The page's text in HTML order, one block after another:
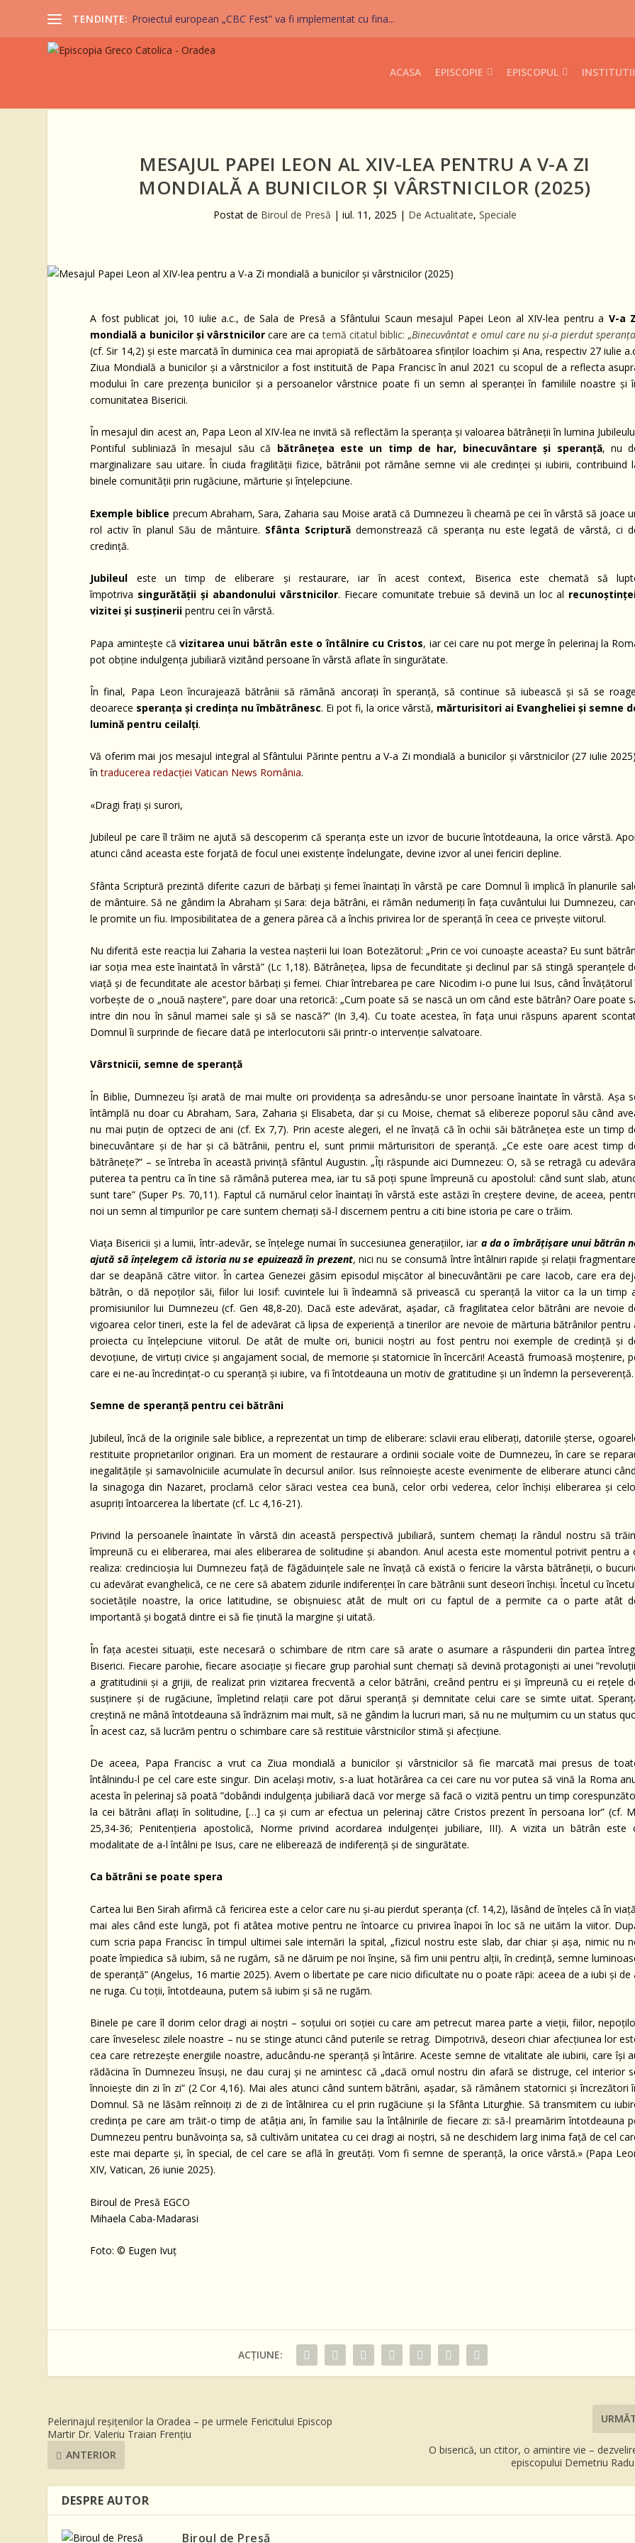
TENDINȚE: Proiectul european „CBC Fest” va fi implementat cu fina...
ACASA EPISCOPIE EPISCOPUL INSTITUTII
MESAJUL PAPEI LEON AL XIV-LEA PENTRU A V-A ZI
MONDIALĂ A BUNICILOR ȘI VÂRSTNICILOR (2025)
Postat de Biroul de Presă | iul. 11, 2025 | De Actualitate, Speciale
A fost publicat joi, 10 iulie a.c., de Sala de Presă a Sfântului Scaun mesajul Papei Leon al XIV-lea pentru a V-a
mondială a bunicilor și vârstnicilorcare are catemă citatul biblic: „Binecuvântat e omul care nu și-a pierdut
(cf. Sir 14,2) și este marcată în duminica cea mai apropiată de sărbătoarea sfinților Ioachim și Ana, respectiv 27 iulie
Ziua Mondială a bunicilor și a vârstnicilor a fost instituită de Papa Francisc în anul 2021 cu scopul de a reflecta
modului în care prezența bunicilor și a persoanelor vârstnice poate fi un semn al speranței în familiile noastre și
comunitatea Bisericii.
În mesajul din acest an, Papa Leon al XIV-lea ne invită să reflectăm la speranța și valoarea bătrâneții în lumina
Pontiful subliniază în mesajul său că bătrânețea este un timp de har, binecuvântare și speranță, nu
marginalizare sau uitare. În ciuda fragilității fizice, bătrânii pot rămâne semne vii ale credinței și iubirii, contribuind
binele comunității prin rugăciune, mărturie și înțelepciune.
Exemple biblice precum Abraham, Sara, Zaharia sau Moise arată că Dumnezeu îi cheamă pe cei în vârstă să joace
rol activ în planul Său de mântuire. Sfânta Scriptură demonstrează că speranța nu este legată de vârstă, ci
credință.
Jubileul este un timp de eliberare și restaurare, iar în acest context, Biserica este chemată să
împotriva singurătății și abandonului vârstnicilor. Fiecare comunitate trebuie să devină un loc al
vizitei și susținerii pentru cei în vârstă.
Papa amintește căvizitarea unui bătrân este o întâlnire cu Cristos, iar cei care nu pot merge în pelerinaj la
pot obține indulgența jubiliară vizitând persoane în vârstă aflate în singurătate.
În final, Papa Leon încurajează bătrânii să rămână ancorați în speranță, să continue să iubească și să se
deoarece speranța și credința nu îmbătrânesc. Ei pot fi, la orice vârstă, mărturisitori ai Evangheliei și semne
lumină pentru ceilalți.
Vă oferim mai jos mesajul integral al Sfântului Părinte pentru a V-a Zi mondială a bunicilor și vârstnicilor (27 iulie
întraducerea redacției Vatican News România.
«Dragi frați și surori,
Jubileul pe care îl trăim ne ajută să descoperim că speranța este un izvor de bucurie întotdeauna, la orice vârstă.
atunci când aceasta este forjată de focul unei existențe îndelungate, devine izvor al unei fericiri depline.
Sfânta Scriptură prezintă diferite cazuri de bărbați și femei înaintați în vârstă pe care Domnul îi implică în planurile
de mântuire. Să ne gândim la Abraham și Sara: deja bătrâni, ei rămân nedumeriți în fața cuvântului lui Dumnezeu,
le promite un fiu. Imposibilitatea de a genera părea că a închis privirea lor de speranță în ceea ce privește viitorul.
Nu diferită este reacția lui Zaharia la vestea nașterii lui Ioan Botezătorul: „Prin ce voi cunoaște aceasta? Eu sunt
iar soția mea este înaintată în vârstă” (Lc 1,18). Bătrânețea, lipsa de fecunditate și declinul par să stingă speranțele
viață și de fecunditate ale acestor bărbați și femei. Chiar întrebarea pe care Nicodim i-o pune lui Isus, când Învățătorul
vorbește de o „nouă naștere”, pare doar una retorică: „Cum poate să se nască un om când este bătrân? Oare poate
intre din nou în sânul mamei sale şi să se nască?” (In 3,4). Cu toate acestea, în fața unui răspuns aparent
Domnul îi surprinde de fiecare dată pe interlocutorii săi printr-o intervenție salvatoare.
Vârstnicii, semne de speranță
În Biblie, Dumnezeu își arată de mai multe ori providența sa adresându-se unor persoane înaintate în vârstă. Așa
întâmplă nu doar cu Abraham, Sara, Zaharia și Elisabeta, dar și cu Moise, chemat să elibereze poporul său când
nu mai puțin de optzeci de ani (cf. Ex 7,7). Prin aceste alegeri, el ne învață că în ochii săi bătrânețea este un timp
binecuvântare și de har și că bătrânii, pentru el, sunt primii mărturisitori de speranță. „Ce este oare acest timp
bătrânețe?” – se întreba în această privință sfântul Augustin. „Îți răspunde aici Dumnezeu: O, să se retragă cu
puterea ta pentru ca în tine să rămână puterea mea, iar tu să poți spune împreună cu apostolul: când sunt slab,
sunt tare” (Super Ps. 70,11). Faptul că numărul celor înaintați în vârstă este astăzi în creștere devine, de aceea,
noi un semn al timpurilor pe care suntem chemați să-l discernem pentru a citi bine istoria pe care o trăim.
Viața Bisericii și a lumii, într-adevăr, se înțelege numai în succesiunea generațiilor, iar a da o îmbrățișare unui bătrân
ajută să înțelegem că istoria nu se epuizează în prezent, nici nu se consumă între întâlniri rapide și relații
dar se deapănă către viitor. În cartea Genezei găsim episodul mișcător al binecuvântării pe care Iacob, care era
bătrân, o dă nepoților săi, fiilor lui Iosif: cuvintele lui îi îndeamnă să privească cu speranță la viitor ca la un timp
promisiunilor lui Dumnezeu (cf. Gen 48,8-20). Dacă este adevărat, așadar, că fragilitatea celor bătrâni are nevoie
vigoarea celor tineri, este la fel de adevărat că lipsa de experiență a tinerilor are nevoie de mărturia bătrânilor pentru
proiecta cu înțelepciune viitorul. De atât de multe ori, bunicii noștri au fost pentru noi exemple de credință și
devoțiune, de virtuți civice și angajament social, de memorie și statornicie în încercări! Această frumoasă moștenire,
care ei ne-au încredințat-o cu speranță și iubire, va fi întotdeauna un motiv de gratitudine și un îndemn la perseverență.
Semne de speranță pentru cei bătrâni
Jubileul, încă de la originile sale biblice, a reprezentat un timp de eliberare: sclavii erau eliberați, datoriile șterse,
restituite proprietarilor originari. Era un moment de restaurare a ordinii sociale voite de Dumnezeu, în care se
inegalitățile și samavolniciile acumulate în decursul anilor. Isus reînnoiește aceste evenimente de eliberare atunci
la sinagoga din Nazaret, proclamă celor săraci vestea cea bună, celor orbi vederea, celor închiși eliberarea și
asupriți întoarcerea la libertate (cf. Lc 4,16-21).
Privind la persoanele înaintate în vârstă din această perspectivă jubiliară, suntem chemați la rândul nostru să
împreună cu ei eliberarea, mai ales eliberarea de solitudine și abandon. Anul acesta este momentul potrivit pentru a
realiza: credincioșia lui Dumnezeu față de făgăduințele sale ne învață că există o fericire la vârsta bătrâneții, o
cu adevărat evanghelică, ce ne cere să abatem zidurile indiferenței în care bătrânii sunt deseori închiși. Încetul cu
societățile noastre, la orice latitudine, se obișnuiesc atât de mult ori cu faptul de a permite ca o parte atât
importantă și bogată dintre ei să fie ținută la margine și uitată.
În fața acestei situații, este necesară o schimbare de ritm care să arate o asumare a răspunderii din partea
Biserici. Fiecare parohie, fiecare asociație și fiecare grup parohial sunt chemați să devină protagoniști ai unei
a gratitudinii și a grijii, de realizat prin vizitarea frecventă a celor bătrâni, creând pentru ei și împreună cu ei rețele
susținere și de rugăciune, împletind relații care pot dărui speranță și demnitate celui care se simte uitat.
creștină ne mână întotdeauna să îndrăznim mai mult, să ne gândim la lucruri mari, să nu ne mulțumim cu un status
În acest caz, să lucrăm pentru o schimbare care să restituie vârstnicilor stimă și afecțiune.
De aceea, Papa Francisc a vrut ca Ziua mondială a bunicilor și vârstnicilor să fie marcată mai presus de
întâlnindu-l pe cel care este singur. Din același motiv, s-a luat hotărârea ca cei care nu vor putea să vină la Roma
acesta în pelerinaj să poată ”dobândi indulgența jubiliară dacă vor merge să facă o vizită pentru un timp
la cei bătrâni aflați în solitudine, […] ca și cum ar efectua un pelerinaj către Cristos prezent în persoana lor” (cf.
25,34-36; Penitențieria apostolică, Norme privind acordarea indulgenței jubiliare, III). A vizita un bătrân este
modalitate de a-l întâlni pe Isus, care ne eliberează de indiferență și de singurătate.
Ca bătrâni se poate spera
Cartea lui Ben Sirah afirmă că fericirea este a celor care nu și-au pierdut speranța (cf. 14,2), lăsând de înțeles că în
mai ales când este lungă, pot fi atâtea motive pentru ne întoarce cu privirea înapoi în loc să ne uităm la viitor.
cum scria papa Francisc în timpul ultimei sale internări la spital, „fizicul nostru este slab, dar chiar și așa, nimic nu
poate împiedica să iubim, să ne rugăm, să ne dăruim pe noi înșine, să fim unii pentru alții, în credință, semne
de speranță” (Angelus, 16 martie 2025). Avem o libertate pe care nicio dificultate nu o poate răpi: aceea de a iubi și de
ne ruga. Cu toții, întotdeauna, putem să iubim și să ne rugăm.
Binele pe care îl dorim celor dragi ai noștri – soțului ori soției cu care am petrecut marea parte a vieții, fiilor,
care înveselesc zilele noastre – nu se stinge atunci când puterile se retrag. Dimpotrivă, deseori chiar afecțiunea lor
cea care retrezește energiile noastre, aducându-ne speranță și întărire. Aceste semne de vitalitate ale iubirii, care își
rădăcina în Dumnezeu însuși, ne dau curaj și ne amintesc că „dacă omul nostru din afară se distruge, cel interior
înnoiește din zi în zi” (2 Cor 4,16). Mai ales atunci când suntem bătrâni, așadar, să rămânem statornici și încrezători
Domnul. Să ne lăsăm reînnoiți zi de zi de întâlnirea cu el prin rugăciune și la Sfânta Liturghie. Să transmitem cu
credința pe care am trăit-o timp de atâția ani, în familie sau la întâlnirile de fiecare zi: să-l preamărim întotdeauna
Dumnezeu pentru bunăvoința sa, să cultivăm unitatea cu cei dragi ai noștri, să ne deschidem larg inima față de cel
este mai departe și, în special, de cel care se află în greutăți. Vom fi semne de speranță, la orice vârstă.» (Papa
XIV, Vatican, 26 iunie 2025).
Biroul de Presă EGCO
Mihaela Caba-Madarasi
Foto:© Eugen Ivuț
ACȚIUNE:
Pelerinajul reșițenilor la Oradea – pe urmele Fericitului Episcop
Martir Dr. Valeriu Traian Frențiu
ANTERIOR
O biserică, un ctitor, o amintire vie –
episcopului Demetriu
DESPRE AUTOR
Biroul de Presă